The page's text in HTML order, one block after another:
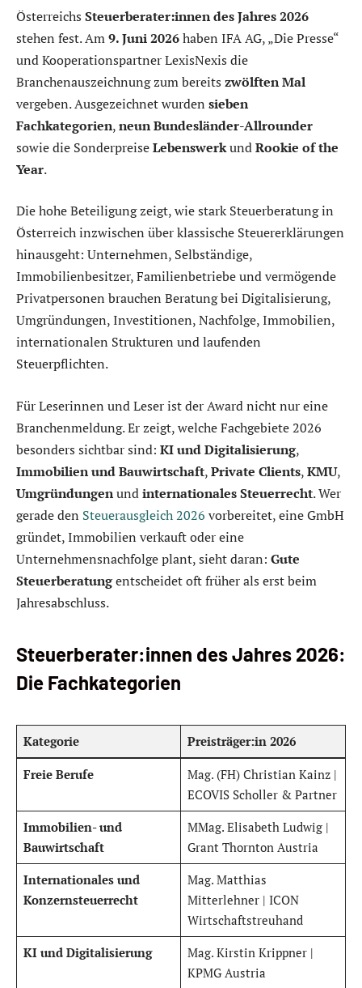
Österreichs Steuerberater:innen des Jahres 2026
stehen fest. Am9. Juni 2026haben IFA AG, „Die Presse“
und Kooperationspartner LexisNexis die
Branchenauszeichnung zum bereits zwölften Mal
vergeben. Ausgezeichnet wurden sieben
Fachkategorien,neun Bundesländer-Allrounder
sowie die SonderpreiseLebenswerkundRookie of the
Year.
Die hohe Beteiligung zeigt, wie stark Steuerberatung in
Österreich inzwischen über klassische Steuererklärungen
hinausgeht: Unternehmen, Selbständige,
Immobilienbesitzer, Familienbetriebe und vermögende
Privatpersonen brauchen Beratung bei Digitalisierung,
Umgründungen, Investitionen, Nachfolge, Immobilien,
internationalen Strukturen und laufenden
Steuerpflichten.
Für Leserinnen und Leser ist der Award nicht nur eine
Branchenmeldung. Er zeigt, welche Fachgebiete 2026
besonders sichtbar sind: KI und Digitalisierung,
Immobilien und Bauwirtschaft,Private Clients,KMU,
Umgründungenundinternationales Steuerrecht. Wer
gerade den Steuerausgleich 2026 vorbereitet, eine GmbH
gründet, Immobilien verkauft oder eine
Unternehmensnachfolge plant, sieht daran: Gute
Steuerberatungentscheidet oft früher als erst beim
Jahresabschluss.
Steuerberater:innen des Jahres 2026:
Die Fachkategorien
Kategorie Preisträger:in 2026
Freie Berufe
Mag. (FH) Christian Kainz |
ECOVIS Scholler & Partner
Immobilien- und
Bauwirtschaft
MMag. Elisabeth Ludwig |
Grant Thornton Austria
Internationales und
Konzernsteuerrecht
Mag. Matthias
Mitterlehner | ICON
Wirtschaftstreuhand
KI und Digitalisierung
Mag. Kirstin Krippner |
KPMG Austria